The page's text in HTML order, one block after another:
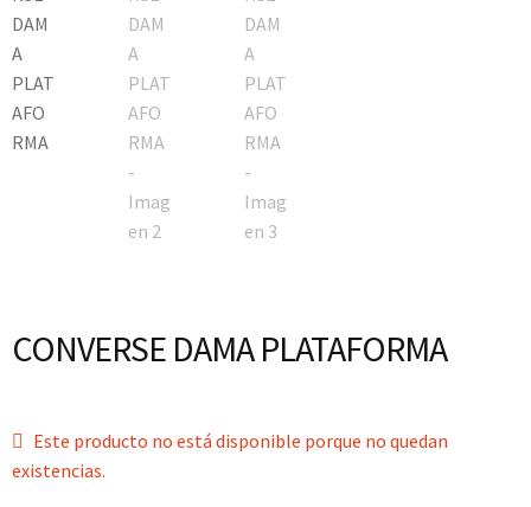
CONVERSE DAMA PLATAFORMA
Este producto no está disponible porque no quedan
existencias.